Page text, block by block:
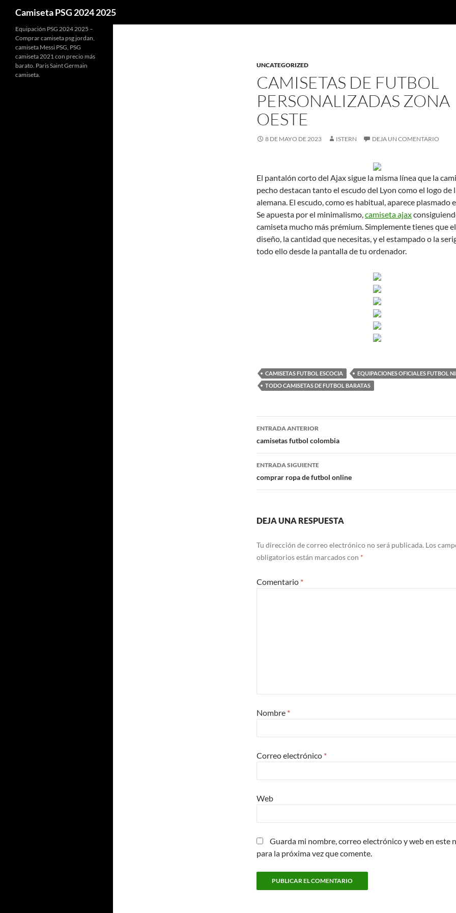
Camiseta PSG 2024 2025
UNCATEGORIZED
CAMISETAS DE FUTBOL
PERSONALIZADAS ZONA
OESTE
8 DE MAYO DE 2023 ISTERN DEJA UN COMENTARIO
El pantalón corto del Ajax sigue la misma línea que la
pecho destacan tanto el escudo del Lyon como el logo de
alemana. El escudo, como es habitual, aparece plasmado
Se apuesta por el minimalismo,camiseta ajax
camiseta mucho más prémium. Simplemente tienes que
diseño, la cantidad que necesitas, y el estampado o la
todo ello desde la pantalla de tu ordenador.
CAMISETAS FUTBOL ESCOCIA
EQUIPACIONES OFICIALES FUTBOL
TODO CAMISETAS DE FUTBOL BARATAS
Navegación
de
entradas
ENTRADA ANTERIOR
camisetas futbol colombia
ENTRADA SIGUIENTE
comprar ropa de futbol online
DEJA UNA RESPUESTA
Tu dirección de correo electrónico no será publicada. Los
obligatorios están marcados con *
Comentario *
Nombre *
Correo electrónico *
Web
Guarda mi nombre, correo electrónico y web en este
para la próxima vez que comente.
Equipación PSG 2024 2025 –
Comprar camiseta psg jordan,
camiseta Messi PSG, PSG
camiseta 2021 con precio más
barato. Paris Saint Germain
camiseta.